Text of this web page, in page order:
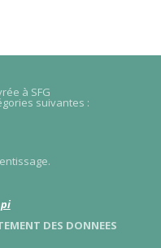
à SFG
suivantes :
DES DONNEES